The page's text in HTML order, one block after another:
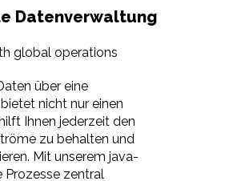
Datenverwaltung
global operations
über eine
nicht nur einen
Ihnen jederzeit den
zu behalten und
Mit unserem java-
Prozesse zentral